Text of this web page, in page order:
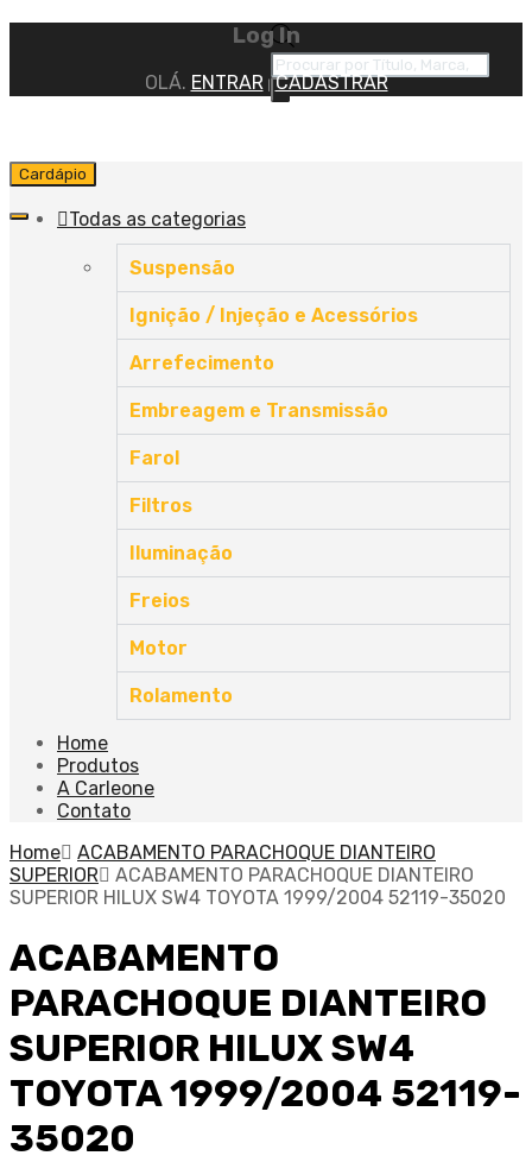
Log In
OLÁ. ENTRAR CADASTRAR
Cardápio
Todas as categorias
Suspensão
Ignição / Injeção e Acessórios
Arrefecimento
Embreagem e Transmissão
Farol
Filtros
Iluminação
Freios
Motor
Rolamento
Home
Produtos
A Carleone
Contato
Home
ACABAMENTO PARACHOQUE DIANTEIRO
SUPERIOR
ACABAMENTO PARACHOQUE DIANTEIRO
SUPERIOR HILUX SW4 TOYOTA 1999/2004 52119-35020
ACABAMENTO
PARACHOQUE DIANTEIRO
SUPERIOR HILUX SW4
TOYOTA 1999/2004 52119-
35020